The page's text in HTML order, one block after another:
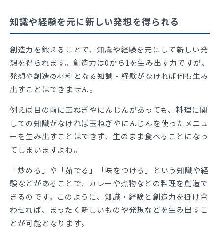
知識や経験を元に新しい発想を得られる
創造力を鍛えることで、知識や経験を元にして新しい発
想を得られます。創造力は0から1を生み出す力ですが、
発想や創造の材料となる知識・経験がなければ何も生み
出すことはできません。
例えば目の前に玉ねぎやにんじんがあっても、料理に関
しての知識がなければ玉ねぎやにんじんを使ったメニュ
ーを生み出すことはできず、生のまま食べることになっ
てしまいますよね。
「炒める」や「茹でる」「味をつける」という知識や経
験などがあることで、カレーや煮物などの料理を創造で
きるのです。このように、知識・経験と創造力を掛け合
わせれば、まったく新しいものや発想などを生み出すこ
とが可能となります。